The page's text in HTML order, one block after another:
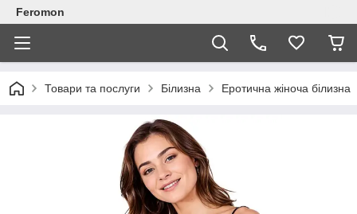
Feromon
Товари та послуги Білизна Еротична жіноча білизна